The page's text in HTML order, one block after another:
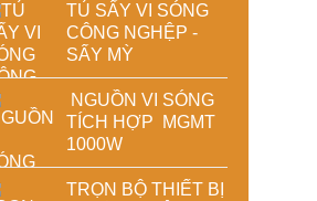
TỦ SẤY VI SÓNG
CÔNG NGHỆP -
SẤY MỲ
NGUỒN VI SÓNG
TÍCH HỢP MGMT
1000W
TRỌN BỘ THIẾT BỊ